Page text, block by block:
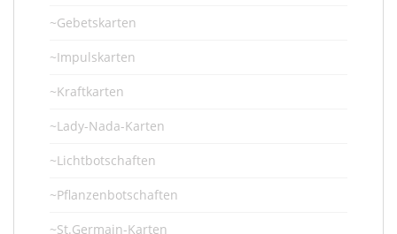
~Gebetskarten
~Impulskarten
~Kraftkarten
~Lady-Nada-Karten
~Lichtbotschaften
~Pflanzenbotschaften
~St.Germain-Karten